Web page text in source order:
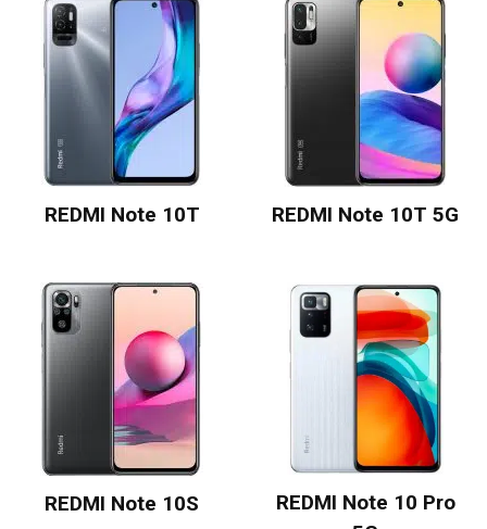
REDMI Note 10T REDMI Note 10T 5G
REDMI Note 10S
REDMI Note 10 Pro